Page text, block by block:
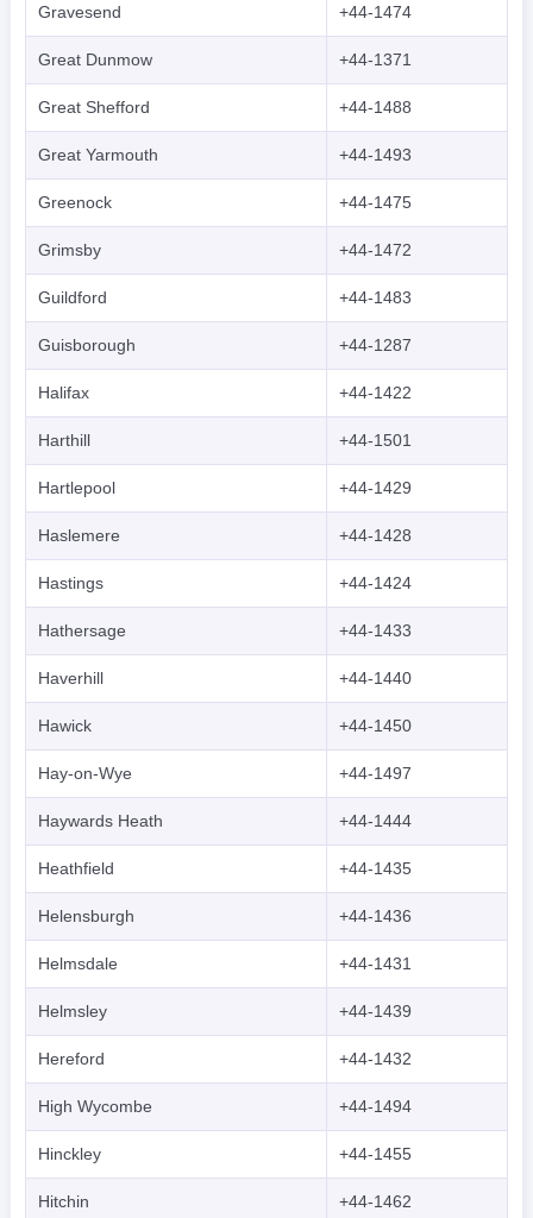
Gravesend +44-1474
Great Dunmow +44-1371
Great Shefford +44-1488
Great Yarmouth +44-1493
Greenock +44-1475
Grimsby +44-1472
Guildford +44-1483
Guisborough +44-1287
Halifax +44-1422
Harthill +44-1501
Hartlepool +44-1429
Haslemere +44-1428
Hastings +44-1424
Hathersage +44-1433
Haverhill +44-1440
Hawick +44-1450
Hay-on-Wye +44-1497
Haywards Heath +44-1444
Heathfield +44-1435
Helensburgh +44-1436
Helmsdale +44-1431
Helmsley +44-1439
Hereford +44-1432
High Wycombe +44-1494
Hinckley +44-1455
Hitchin +44-1462